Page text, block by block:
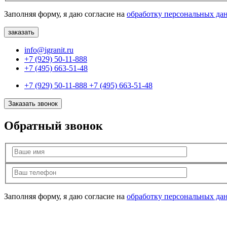
Заполняя форму, я даю согласие на обработку персональных
info@igranit.ru
+7 (929) 50-11-888
+7 (495) 663-51-48
+7 (929) 50-11-888 +7 (495) 663-51-48
Заказать звонок
Обратный звонок
Заполняя форму, я даю согласие на обработку персональных